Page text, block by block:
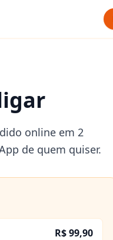
online em 2
de quem quiser.
R$ 99,90